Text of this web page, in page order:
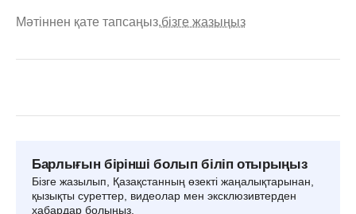
Мәтіннен қате тапсаңыз,бізге жазыңыз
Барлығын бірінші болып біліп отырыңыз
Бізге жазылып, Қазақстанның өзекті жаңалықтарынан,
қызықты суреттер, видеолар мен эксклюзивтерден
хабардар болыңыз.